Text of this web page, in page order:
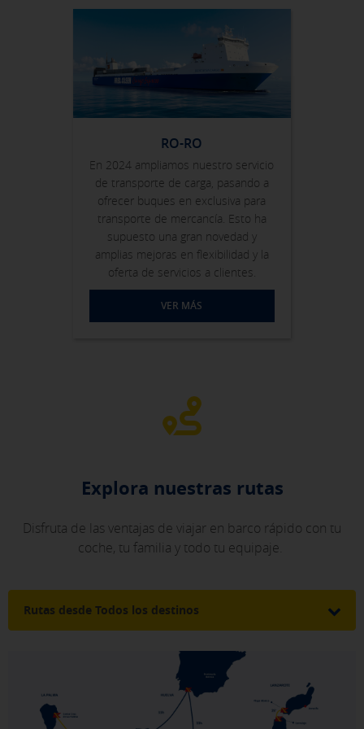
RO-RO
En 2024 ampliamos nuestro servicio
de transporte de carga, pasando a
ofrecer buques en exclusiva para
transporte de mercancía. Esto ha
supuesto una gran novedad y
amplias mejoras en flexibilidad y la
oferta de servicios a clientes.
VER MÁS
Explora nuestras rutas
Disfruta de las ventajas de viajar en barco rápido con tu
coche, tu familia y todo tu equipaje.
Rutas desde Todos los destinos
Pulsa aquí para desactivar las cookies opcionales
Puedes volver a configurar tus cookies desde la sección "Política de
cookies" al pie de la página. También puedes consultar nuestra
política de cookies